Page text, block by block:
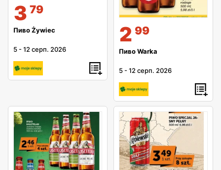
3 79
Пиво Żywiec
5 -12 серп. 2026
2 99
Пиво Warka
5 -12 серп. 2026